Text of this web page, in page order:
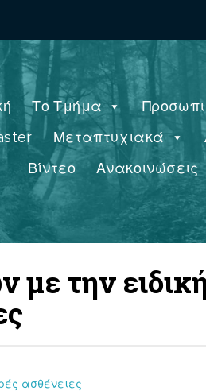
Το Τμήμα
Μεταπτυχιακά
Βίντεο
Ανακοινώσεις
την
ασθένειες